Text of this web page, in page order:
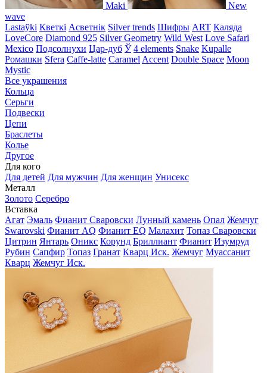
Maki
New
wave
Lastaўki Кветкі Асветнiк Silver trends Шифры ART Каляда
LoveCore Diamond 925 Silver Geometry Wild West Love Safari
Mexico Подсолнухи Цар-дуб Ў 4 elements Snake Kupalle
Ромашки Sfera Caffe-latte Caramel Accent Double Space Moon
Mystic
Все украшения
Кольца
Серьги
Подвески
Цепи
Браслеты
Колье
Другое
Для кого
Для детей Для мужчин Для женщин Унисекс
Металл
Золото Серебро
Вставка
Агат Эмаль Фианит Сваровски Лунный камень Опал Жемчуг
Swarovski Фианит AQ Фианит EQ Малахит Топаз Сваровски
Цитрин Янтарь Оникс Корунд Бриллиант Фианит Изумруд
Рубин Сапфир Топаз Гранат Кварц Иск. Жемчуг Муассанит
Кварц Жемчуг Иск.